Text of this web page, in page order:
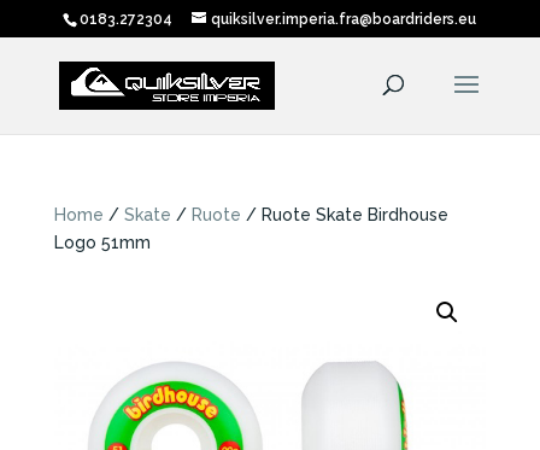
0183.272304 quiksilver.imperia.fra@boardriders.eu
Home / Skate / Ruote / Ruote Skate Birdhouse
Logo 51mm